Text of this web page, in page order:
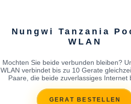
Nungwi Tanzania
WLAN
Mochten Sie beide verbunden bleiben?
WLAN verbindet bis zu 10 Gerate
Paare, die beide zuverlassiges Internet
GERAT BESTELLEN